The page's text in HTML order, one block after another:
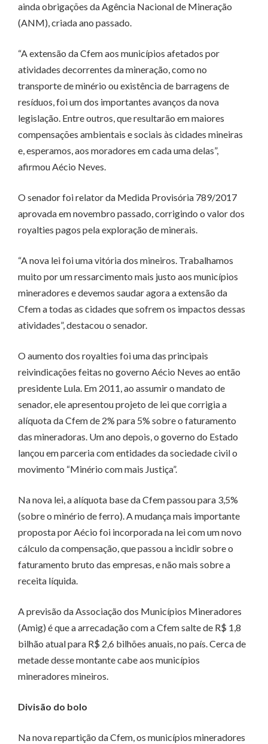
ainda obrigações da Agência Nacional de Mineração
(ANM), criada ano passado.
“A extensão da Cfem aos municípios afetados por
atividades decorrentes da mineração, como no
transporte de minério ou existência de barragens de
resíduos, foi um dos importantes avanços da nova
legislação. Entre outros, que resultarão em maiores
compensações ambientais e sociais às cidades mineiras
e, esperamos, aos moradores em cada uma delas”,
afirmou Aécio Neves.
O senador foi relator da Medida Provisória 789/2017
aprovada em novembro passado, corrigindo o valor dos
royalties pagos pela exploração de minerais.
“A nova lei foi uma vitória dos mineiros. Trabalhamos
muito por um ressarcimento mais justo aos municípios
mineradores e devemos saudar agora a extensão da
Cfem a todas as cidades que sofrem os impactos dessas
atividades”, destacou o senador.
O aumento dos royalties foi uma das principais
reivindicações feitas no governo Aécio Neves ao então
presidente Lula. Em 2011, ao assumir o mandato de
senador, ele apresentou projeto de lei que corrigia a
alíquota da Cfem de 2% para 5% sobre o faturamento
das mineradoras. Um ano depois, o governo do Estado
lançou em parceria com entidades da sociedade civil o
movimento “Minério com mais Justiça”.
Na nova lei, a alíquota base da Cfem passou para 3,5%
(sobre o minério de ferro). A mudança mais importante
proposta por Aécio foi incorporada na lei com um novo
cálculo da compensação, que passou a incidir sobre o
faturamento bruto das empresas, e não mais sobre a
receita líquida.
A previsão da Associação dos Municípios Mineradores
(Amig) é que a arrecadação com a Cfem salte de R$ 1,8
bilhão atual para R$ 2,6 bilhões anuais, no país. Cerca de
metade desse montante cabe aos municípios
mineradores mineiros.
Divisão do bolo
Na nova repartição da Cfem, os municípios mineradores